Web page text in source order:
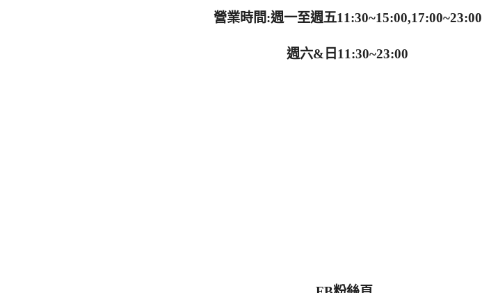
營業時間:週一至週五11:30~15:00,17:00~23:00
週六&日11:30~23:00